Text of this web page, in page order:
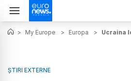
> My Europe > Europa > Ucraina
ȘTIRI EXTERNE